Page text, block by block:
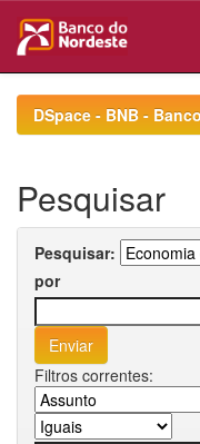
navigationDSpace - BNB -
Pesquisar
Pesquisar:
por
Filtros correntes: